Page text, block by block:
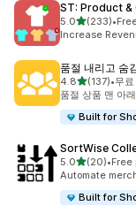
ST: Product
5.0별 5개 중
(233)
총 리뷰 233개
•
Increase
품절 내리고 숨
4.8별 5개 중
(137)
총 리뷰 137개
•무
품절 상품 맨 아
Built for
SortWise
5.0별 5개 중
(20)
총 리뷰 20개
•Free
Automate
Built for